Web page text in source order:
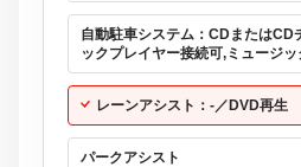
自動駐車システム：CDまたはCD
ックプレイヤー接続可,ミュージ
レーンアシスト：-／DVD再生
パークアシスト